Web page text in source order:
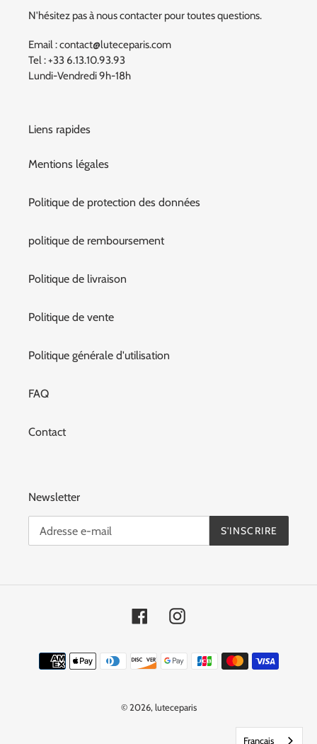
N'hésitez pas à nous contacter pour toutes questions.
Email : contact@luteceparis.com
Tel : +33 6.13.10.93.93
Lundi-Vendredi 9h-18h
Liens rapides
Mentions légales
Politique de protection des données
politique de remboursement
Politique de livraison
Politique de vente
Politique générale d'utilisation
FAQ
Contact
Newsletter
S'INSCRIRE
FacebookInstagram
Moyens
de
© 2026,luteceparis
Français